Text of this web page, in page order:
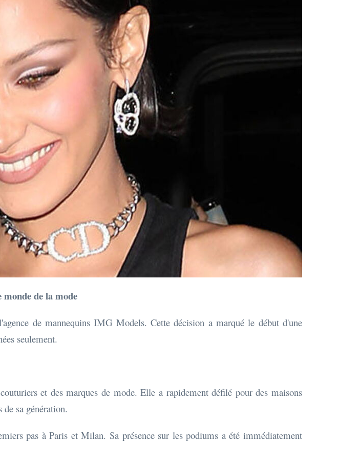
de la mode
de mannequins IMG Models. Cette décision a marqué le début d'une
seulement.
et des marques de mode. Elle a rapidement défilé pour des maisons
sa génération.
pas à Paris et Milan. Sa présence sur les podiums a été immédiatement